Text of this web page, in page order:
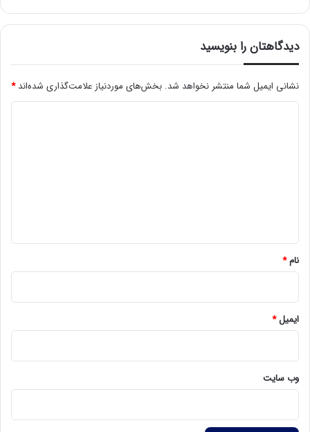
دیدگاهتان را بنویسید
نشانی ایمیل شما منتشر نخواهد شد. بخش‌های موردنیاز علامت‌گذاری شده‌اند*
نام*
ایمیل*
وب‌ سایت